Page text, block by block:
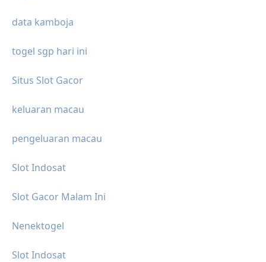
data kamboja
togel sgp hari ini
Situs Slot Gacor
keluaran macau
pengeluaran macau
Slot Indosat
Slot Gacor Malam Ini
Nenektogel
Slot Indosat